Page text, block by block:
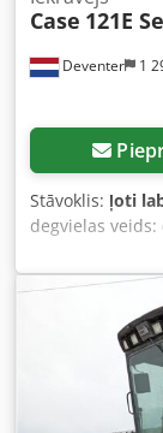
Deventer 1
Case 121E
Stāvoklis: ļoti
degvielas veids: